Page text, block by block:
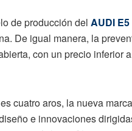
de producción del AUDI
De igual manera, la
con un precio inferior
cuatro aros, la nueva
e innovaciones